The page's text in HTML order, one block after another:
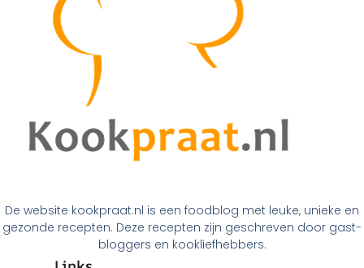
De website kookpraat.nl is een foodblog met leuke, unieke en
gezonde recepten. Deze recepten zijn geschreven door gast-
bloggers en kookliefhebbers.